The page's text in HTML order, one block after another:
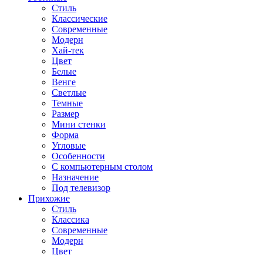
Стиль
Классические
Современные
Модерн
Хай-тек
Цвет
Белые
Венге
Светлые
Темные
Размер
Мини стенки
Форма
Угловые
Особенности
С компьютерным столом
Назначение
Под телевизор
Прихожие
Стиль
Классика
Современные
Модерн
Цвет